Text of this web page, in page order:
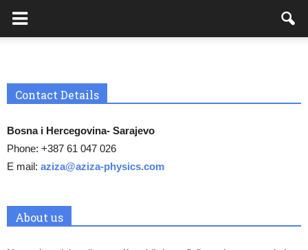
Contact Details
Bosna i Hercegovina- Sarajevo
Phone: +387 61 047 026
E mail: aziza@aziza-physics.com
About us